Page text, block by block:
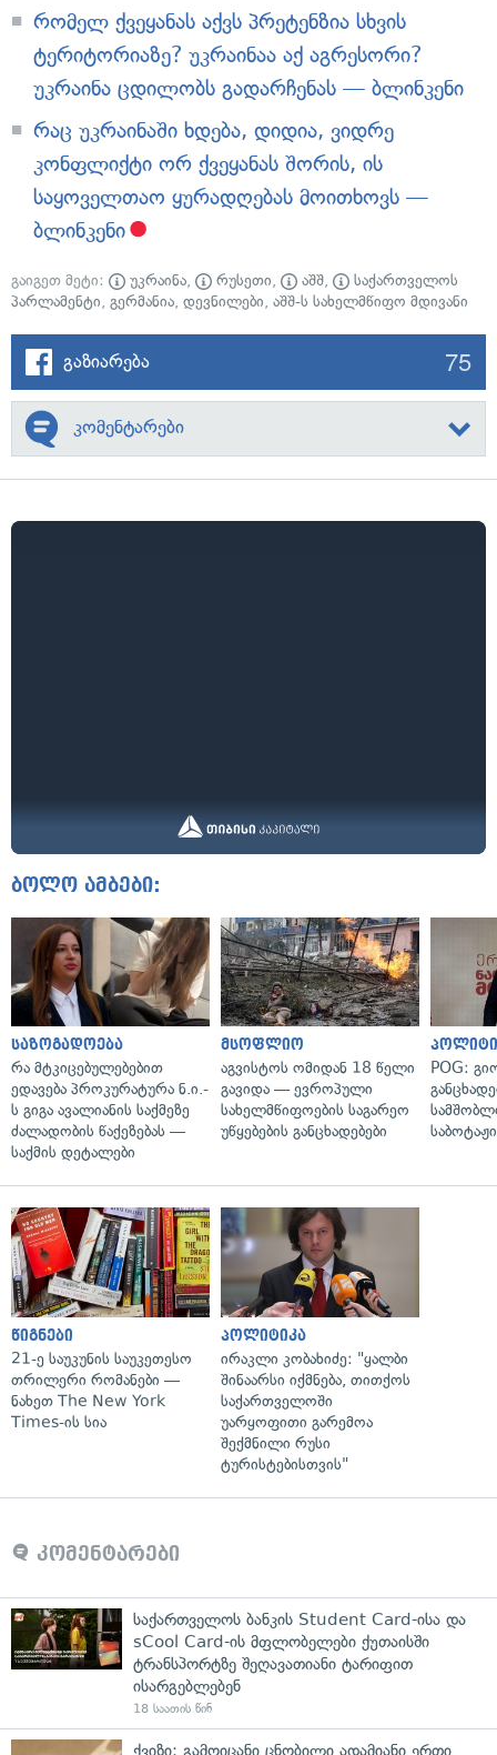
რომელ ქვეყანას აქვს პრეტენზია სხვის
ტერიტორიაზე? უკრაინაა აქ აგრესორი?
უკრაინა ცდილობს გადარჩენას — ბლინკენი
რაც უკრაინაში ხდება, დიდია, ვიდრე
კონფლიქტი ორ ქვეყანას შორის, ის
საყოველთაო ყურადღებას მოითხოვს —
ბლინკენი
გაიგეთ მეტი: უკრაინა, რუსეთი, აშშ,
საქართველოს
პარლამენტი, გერმანია, დევნილები, აშშ-ს სახელმწიფო მდივანი
გაზიარება 75
კომენტარები
ბოლო ამბები:
საზოგადოება
რა მტკიცებულებებით
ედავება პროკურატურა ნ.ი.-
ს გიგა ავალიანის საქმეზე
ძალადობის წაქეზებას —
საქმის დეტალები
მსოფლიო
აგვისტოს ომიდან 18 წელი
გავიდა — ევროპული
სახელმწიფოების საგარეო
უწყებების განცხადებები
POG:
წიგნები
21-ე საუკუნის საუკეთესო
თრილერი რომანები —
ნახეთ The New York
Times-ის სია
პოლიტიკა
ირაკლი კობახიძე: "ყალბი
შინაარსი იქმნება, თითქოს
საქართველოში
უარყოფითი გარემოა
შექმნილი რუსი
ტურისტებისთვის"
კომენტარები
საქართველოს ბანკის Student Card-ისა და
sCool Card-ის მფლობელები ქუთაისში
ტრანსპორტზე შეღავათიანი ტარიფით
ისარგებლებენ
18 საათის წინ
ქვიზი: გამოიცანი ცნობილი ადამიანი ერთი